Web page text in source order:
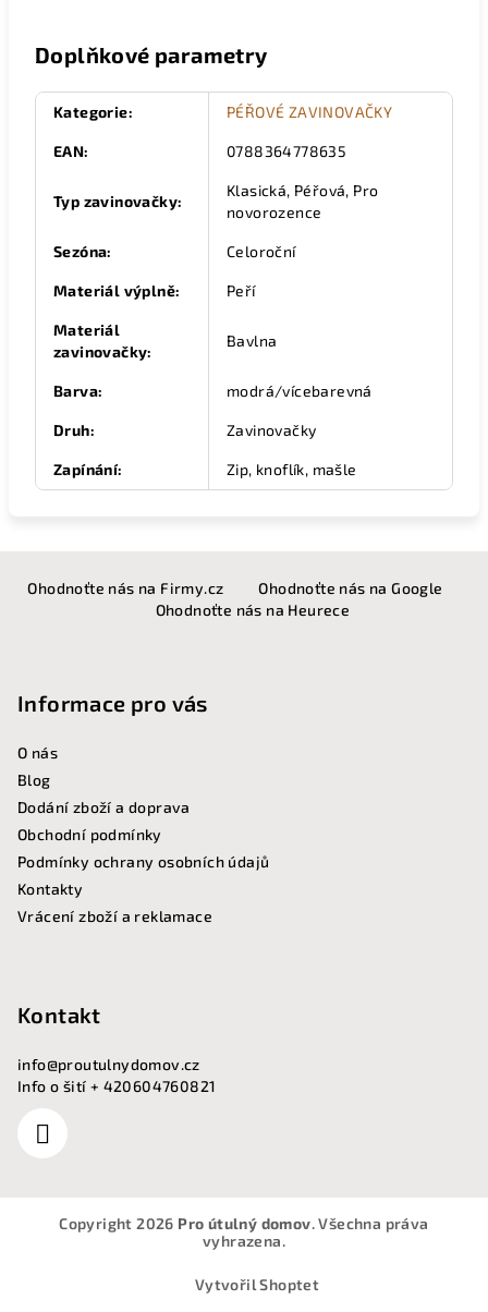
Doplňkové parametry
Kategorie: PÉŘOVÉ ZAVINOVAČKY
EAN: 0788364778635
Typ zavinovačky:
Klasická, Péřová, Pro
novorozence
Sezóna: Celoroční
Materiál výplně: Peří
Materiál
zavinovačky:
Bavlna
Barva: modrá/vícebarevná
Druh: Zavinovačky
Zapínání: Zip, knoflík, mašle
Ohodnoťte nás na Firmy.cz
Ohodnoťte nás na Google
Ohodnoťte nás na Heurece
Informace pro vás
O nás
Blog
Dodání zboží a doprava
Obchodní podmínky
Podmínky ochrany osobních údajů
Kontakty
Vrácení zboží a reklamace
Kontakt
info@proutulnydomov.cz
Info o šití + 420604760821
Copyright 2026 Pro útulný domov. Všechna práva
vyhrazena.
Vytvořil Shoptet